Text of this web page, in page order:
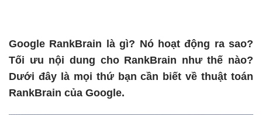
Google RankBrain là gì? Nó hoạt động ra sao?
Tối ưu nội dung cho RankBrain như thế nào?
Dưới đây là mọi thứ bạn cần biết về thuật toán
RankBrain của Google.